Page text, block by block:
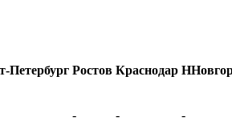
Петербург Ростов Краснодар
- - -